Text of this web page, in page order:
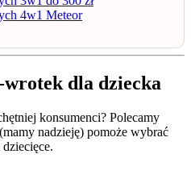
4w1 Meteor
dla dziecka
konsumenci? Polecamy
nadzieję) pomoże wybrać